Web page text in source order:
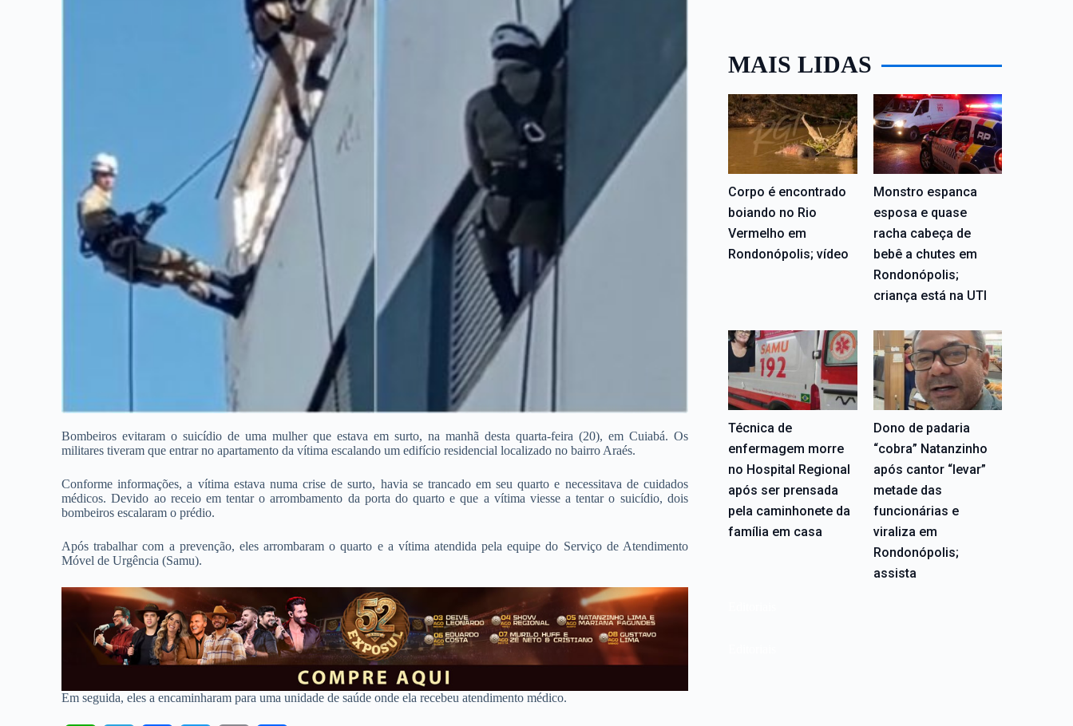
Bombeiros evitaram o suicídio de uma mulher que estava em surto, na manhã desta quarta-feira (20), em Cuiabá. Os
militares tiveram que entrar no apartamento da vítima escalando um edifício residencial localizado no bairro Araés.
Conforme informações, a vítima estava numa crise de surto, havia se trancado em seu quarto e necessitava de cuidados
médicos. Devido ao receio em tentar o arrombamento da porta do quarto e que a vítima viesse a tentar o suicídio, dois
bombeiros escalaram o prédio.
Após trabalhar com a prevenção, eles arrombaram o quarto e a vítima atendida pela equipe do Serviço de Atendimento
Móvel de Urgência (Samu).
Em seguida, eles a encaminharam para uma unidade de saúde onde ela recebeu atendimento médico.
MAIS LIDAS
Corpo é encontrado
boiando no Rio
Vermelho em
Rondonópolis; vídeo
Monstro espanca
esposa e quase
racha cabeça de
bebê a chutes em
Rondonópolis;
criança está na UTI
Técnica de
enfermagem morre
no Hospital Regional
após ser prensada
pela caminhonete da
família em casa
Dono de padaria
“cobra” Natanzinho
após cantor “levar”
metade das
funcionárias e
viraliza em
Rondonópolis;
assista